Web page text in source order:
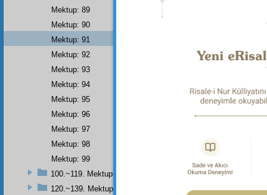
Bu
Mektup: 89
Mektup: 90
Mektup: 91
Mektup: 92
Mektup: 93
Mektup: 94
Mektup: 95
Mektup: 96
Mektup: 97
Mektup: 98
Mektup: 99
100.~119. Mektuplar
120.~139. Mektuplar